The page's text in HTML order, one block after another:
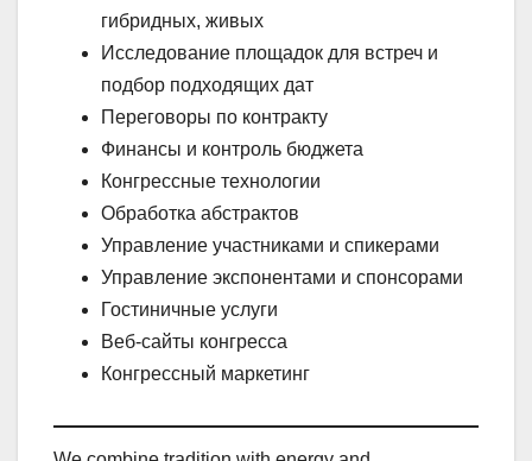
гибридных, живых
Исследование площадок для встреч и
подбор подходящих дат
Переговоры по контракту
Финансы и контроль бюджета
Конгрессные технологии
Обработка абстрактов
Управление участниками и спикерами
Управление экспонентами и спонсорами
Гостиничные услуги
Веб-сайты конгресса
Конгрессный маркетинг